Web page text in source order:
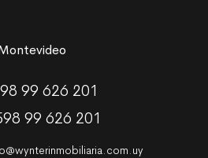
99 626 201
99 626 201